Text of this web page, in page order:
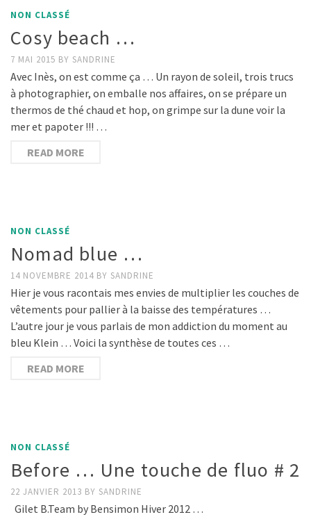
NON CLASSÉ
Cosy beach …
7 MAI 2015 BY SANDRINE
Avec Inès, on est comme ça … Un rayon de soleil, trois trucs
à photographier, on emballe nos affaires, on se prépare un
thermos de thé chaud et hop, on grimpe sur la dune voir la
mer et papoter !!! …
READ MORE
NON CLASSÉ
Nomad blue …
14 NOVEMBRE 2014 BY SANDRINE
Hier je vous racontais mes envies de multiplier les couches de
vêtements pour pallier à la baisse des températures …
L’autre jour je vous parlais de mon addiction du moment au
bleu Klein … Voici la synthèse de toutes ces …
READ MORE
NON CLASSÉ
Before … Une touche de fluo # 2
22 JANVIER 2013 BY SANDRINE
Gilet B.Team by Bensimon Hiver 2012 …